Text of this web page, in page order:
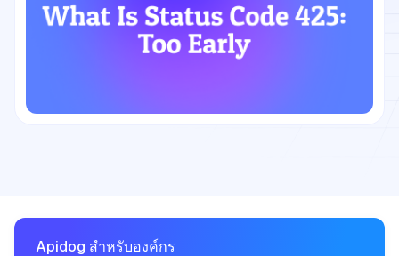
Apidog สำหรับองค์กร